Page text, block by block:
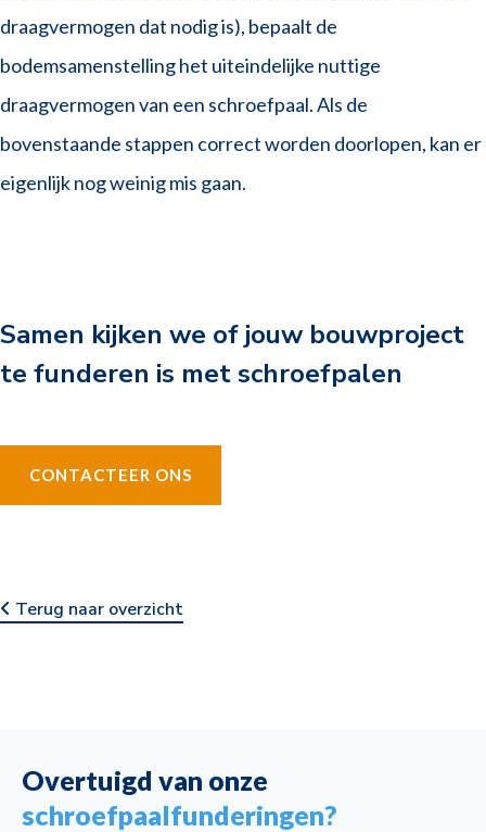
draagvermogen dat nodig is), bepaalt de
bodemsamenstelling het uiteindelijke nuttige
draagvermogen van een schroefpaal. Als de
bovenstaande stappen correct worden doorlopen, kan er
eigenlijk nog weinig mis gaan.
Samen kijken we of jouw bouwproject
te funderen is met schroefpalen
CONTACTEER ONS
Terug naar overzicht
Overtuigd van onze
schroefpaalfunderingen?